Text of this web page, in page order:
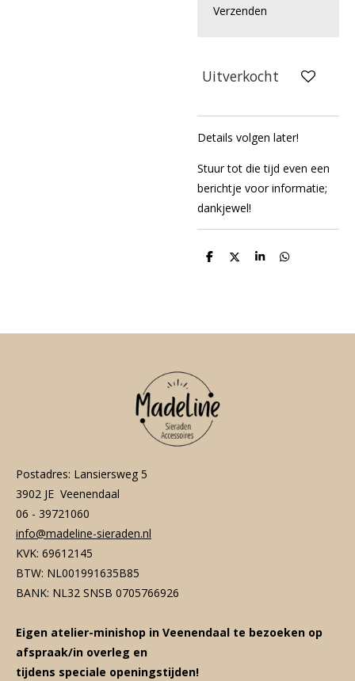
Verzenden
Uitverkocht
Details volgen later!
Stuur tot die tijd even een
berichtje voor informatie;
dankjewel!
D
D
S
D
Postadres: Lansiersweg 5
3902 JE Veenendaal
06 - 39721060
info@madeline-sieraden.nl
KVK: 69612145
BTW: NL001991635B85
BANK: NL32 SNSB 0705766926
Eigen atelier-minishop in Veenendaal te bezoeken op
afspraak/in overleg en
tijdens speciale openingstijden!